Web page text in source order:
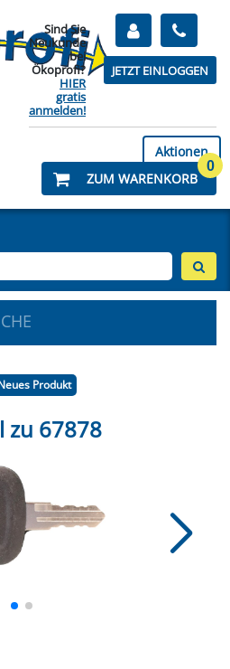
Sind Sie
Neukunde
bei
Ökoprofi?
HIER
gratis
anmelden!
JETZT EINLOGGEN
Aktionen
ZUM WARENKORB
0
Produkt
zu 67878